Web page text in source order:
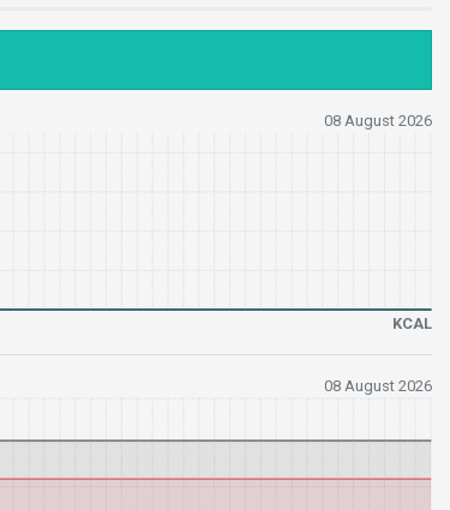
08 August 2026
KCAL
08 August 2026